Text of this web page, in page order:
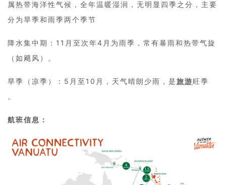
属‌热带海洋性气候，全年温暖湿润，无明显四季之分，主要
分为‌旱季和‌雨季两个季节
降水集中期‌：‌11月至次年4月‌为雨季，常有暴雨和热带气旋
（如飓风）‌。‌
旱季（凉季）‌：‌5月至10月‌，天气晴朗少雨，是旅游旺季
‌。
航班信息：